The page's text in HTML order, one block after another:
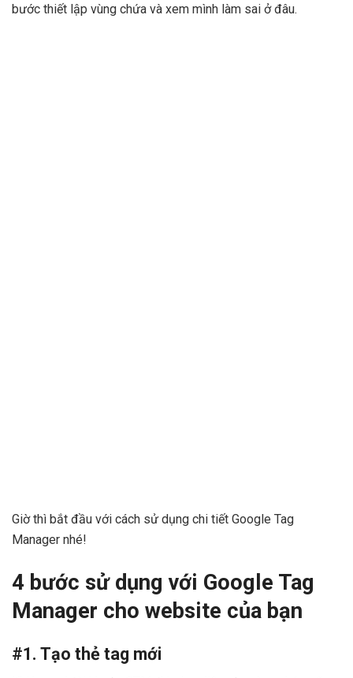
bước thiết lập vùng chứa và xem mình làm sai ở đâu.
Giờ thì bắt đầu với cách sử dụng chi tiết Google Tag
Manager nhé!
4 bước sử dụng với Google Tag
Manager cho website của bạn
#1. Tạo thẻ tag mới